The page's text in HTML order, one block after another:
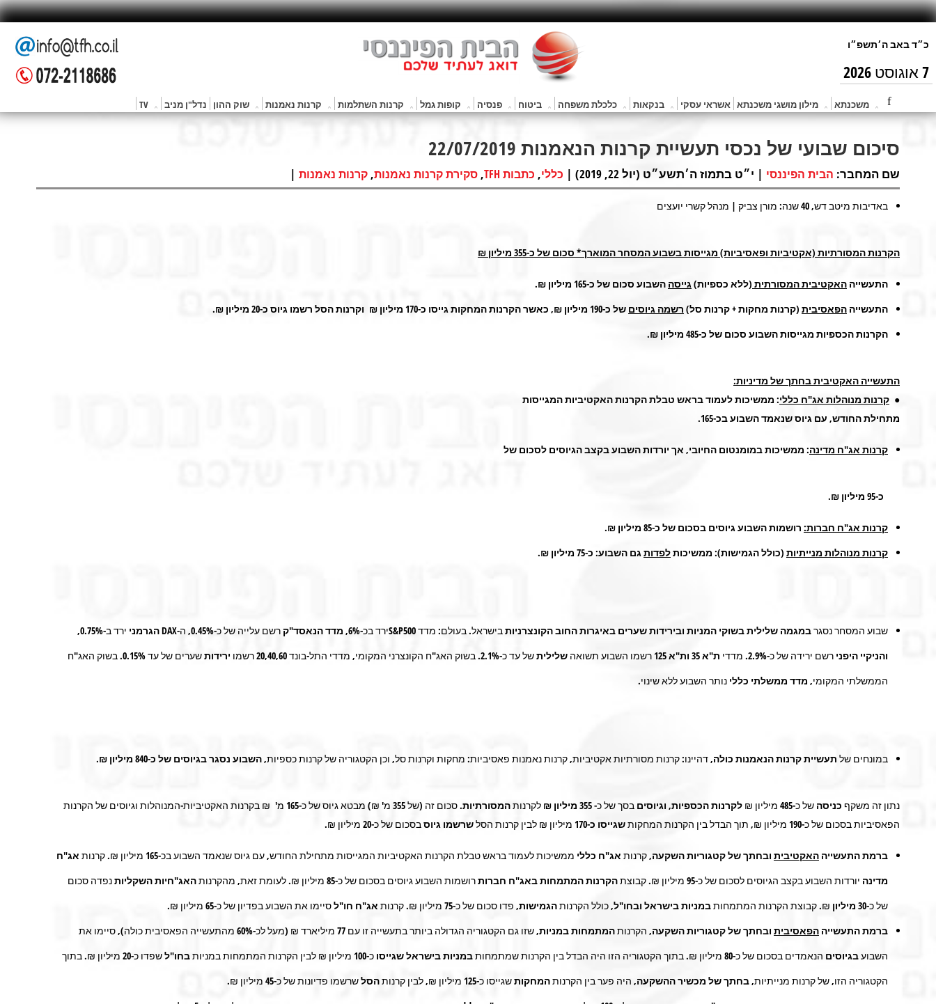
7 אוגוסט 2026
משכנתא מילון מושגי משכנתא אשראי עסקי בנקאות כלכלת משפחה ביטוח פנסיה קופות גמל קרנות השתלמות קרנות נאמנות שוק ההון נדל"ן מניב TV
סיכום שבועי של נכסי תעשיית קרנות הנאמנות 22/07/2019
שם המחבר: הבית הפיננסי | י״ט בתמוז ה׳תשע״ט (יול 22, 2019) | כללי, כתבות TFH , סקירת קרנות נאמנות, קרנות נאמנות |
באדיבות מיטב דש, 40 שנה: מורן צביק | מנהל קשרי יועצים
הקרנות המסורתיות (אקטיביות ופאסיביות) מגייסות בשבוע המסחר המוארך* סכום של כ-355 מיליון ₪
התעשייה האקטיבית המסורתית (ללא כספיות)גייסה השבוע סכום של כ-165 מיליון ₪.
התעשייה הפאסיבית (קרנות מחקות + קרנות סל) רשמה גיוסים של כ-190 מיליון ₪, כאשר הקרנות המחקות גייסו כ-170 מיליון ₪ וקרנות הסל רשמו גיוס כ-20 מיליון ₪.
הקרנות הכספיות מגייסות השבוע סכום של כ-485 מיליון ₪.
התעשייה האקטיבית בחתך של מדיניות:
● קרנות מנוהלות אג"ח כללי: ממשיכות לעמוד בראש טבלת הקרנות האקטיביות המגייסות
מתחילת החודש, עם גיוס שנאמד השבוע בכ-165.
קרנות אג"ח מדינה: ממשיכות במומנטום החיובי, אך יורדות השבוע בקצב הגיוסים לסכום של
כ-95 מיליון ₪.
קרנות אג"ח חברות: רושמות השבוע גיוסים בסכום של כ-85 מיליון ₪.
קרנות מנוהלות מנייתיות (כולל הגמישות): ממשיכותלפדותגם השבוע: כ-75 מיליון ₪.
שבוע המסחר נסגרבמגמה שלילית בשוקי המניות ובירידות שערים באיגרות החוב הקונצרניותבישראל. בעולם: מדדS&P500ירד בכ-6%, מדד הנאסד"ק רשם עלייה של כ-0.45%, ה-DAXהגרמני ירד ב-
0.75%,
והניקיי היפני רשם ירידה של כ-2.9%. מדדי ת"א 35 ות"א 125 רשמו השבוע תשואה שליליתשל עד כ-2.1%. בשוק האג"ח הקונצרני המקומי, מדדי התל-בונד20,40,60רשמו ירידותשערים של עד0.15%. בשוק האג"ח
הממשלתי המקומי, מדד ממשלתי כללי נותר השבוע ללא שינוי.
במונחים של תעשיית קרנות הנאמנות כולה,דהיינו: קרנות מסורתיות אקטיביות, קרנות נאמנות פאסיביות: מחקות וקרנות סל, וכן הקטגוריה של קרנות כספיות,השבוע נסגר בגיוסים של כ-840 מיליון ₪.
נתון זה משקף כניסה של כ-485 מיליון ₪ לקרנות הכספיות, וגיוסים בסך של כ- לקרנותהמסורתיות.
סכום זה (של 355 מ' ₪) מבטא גיוס של כ-165 מ' ₪ בקרנות האקטיביות-המנוהלות וגיוסים של הקרנות
הפאסיביות בסכום של כ-190 מיליון ₪, תוך הבדל בין הקרנות המחקות
שגייסו כ-170 מיליון ₪ לבין קרנות הסלשרשמו גיוסבסכום של כ-20 מיליון ₪.
ברמת התעשייה האקטיבית ובחתך של קטגוריות השקעה,קרנות אג"ח כללי ממשיכות לעמוד בראש טבלת הקרנות האקטיביות המגייסות מתחילת החודש, עם גיוס שנאמד השבוע בכ-165 מיליון ₪. קרנות אג"ח
מדינה יורדות השבוע בקצב הגיוסים לסכום של כ-95 מיליון ₪. קבוצתהקרנות המתמחות באג"ח חברותרושמות השבוע גיוסים בסכום של כ-85 מיליון ₪.לעומת זאת, מהקרנותהאג"חיות השקליותנפדה סכום
של כ-30 מיליון ₪. קבוצת הקרנות המתמחותבמניות בישראל ובחו"ל,כולל הקרנותהגמישות, פדו סכום של כ-75 מיליון ₪. קרנות אג"ח חו"לסיימו את השבוע בפדיון של כ-65 מיליון ₪.
ברמת התעשייה הפאסיבית ובחתך של קטגוריות השקעה, הקרנותהמתמחות במניות
, שזו גם הקטגוריה הגדולה ביותר בתעשייה זו עם 77 מיליארד ₪ (מעל לכ-60% מהתעשייה הפאסיבית כולה), סיימו את
השבועבגיוסים הנאמדים בסכום של כ-80 מיליון ₪. בתוך הקטגוריה הזו היה הבדל בין הקרנות שמתמחותבמניותבישראל שגייסו כ-100 מיליון ₪ לבין הקרנות המתמחות במניותבחו"לשפדו כ-20 מיליון ₪. בתוך
הקטגוריה הזו, של קרנות מנייתיות,בחתך של מכשיר ההשקעה, היה פער בין הקרנותהמחקותשגייסו כ-125 מיליון ₪, לבין קרנותהסלשרשמו פדיונות של כ-45 מיליון ₪.